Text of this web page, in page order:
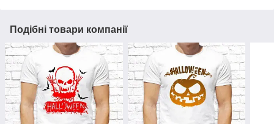
Подібні товари компанії